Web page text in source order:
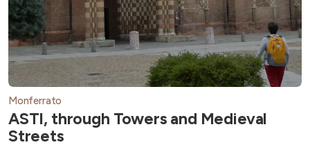
Monferrato
ASTI, through Towers and Medieval
Streets